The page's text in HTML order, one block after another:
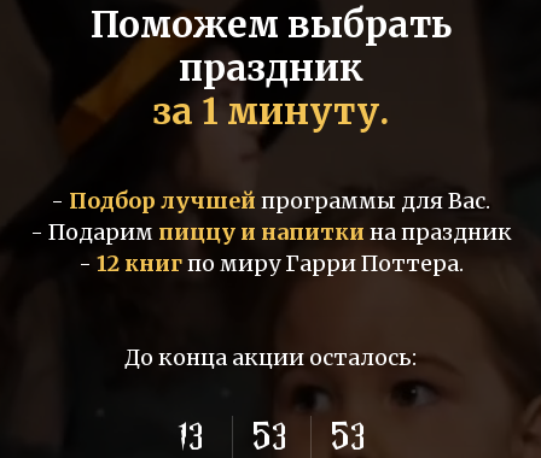
Поможем выбрать
праздник
за 1 минуту.
- Подбор лучшей программы для Вас.
- Подарим пиццу и напитки на праздник
- 12 книгпо миру Гарри Поттера.
До конца акции осталось:
13 53 50